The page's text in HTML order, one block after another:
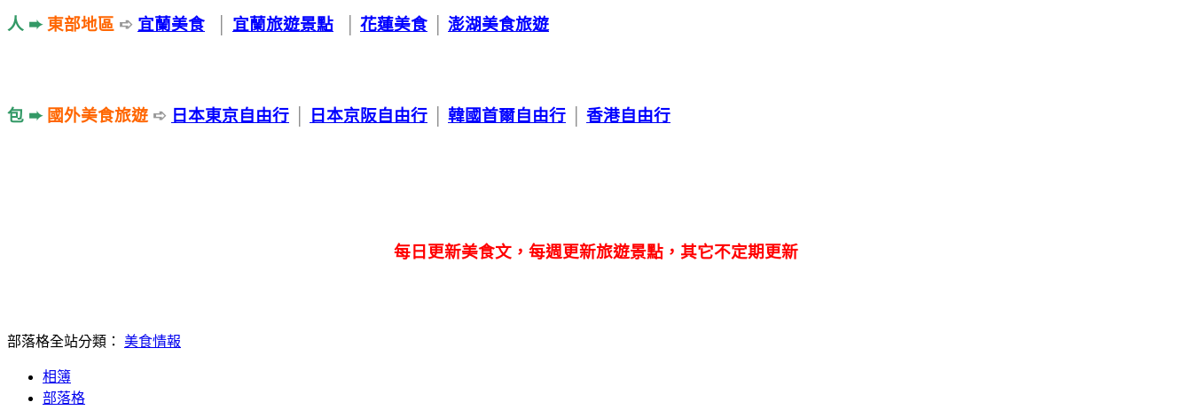
人 ➨ 東部地區 ➪ 宜蘭美食 宜蘭旅遊景點 花蓮美食 澎湖美食旅遊
包 ➨ 國外美食旅遊 ➪ 日本東京自由行 日本京阪自由行 韓國首爾自由行 香港自由行
每日更新美食文，每週更新旅遊景點，其它不定期更新
部落格全站分類： 美食情報
相簿
部落格